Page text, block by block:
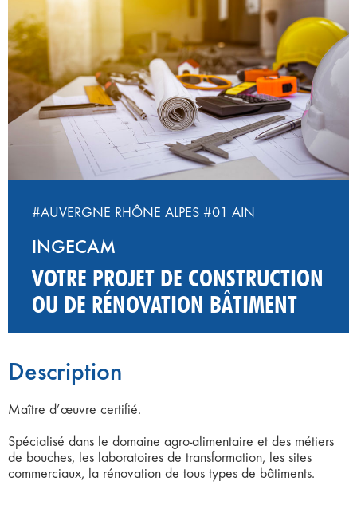
#AUVERGNE RHÔNE ALPES #01 AIN
INGECAM
VOTRE PROJET DE CONSTRUCTION
OU DE RÉNOVATION BÂTIMENT
Description
Maître d’œuvre certifié.
Spécialisé dans le domaine agro-alimentaire et des métiers
de bouches, les laboratoires de transformation, les sites
commerciaux, la rénovation de tous types de bâtiments.